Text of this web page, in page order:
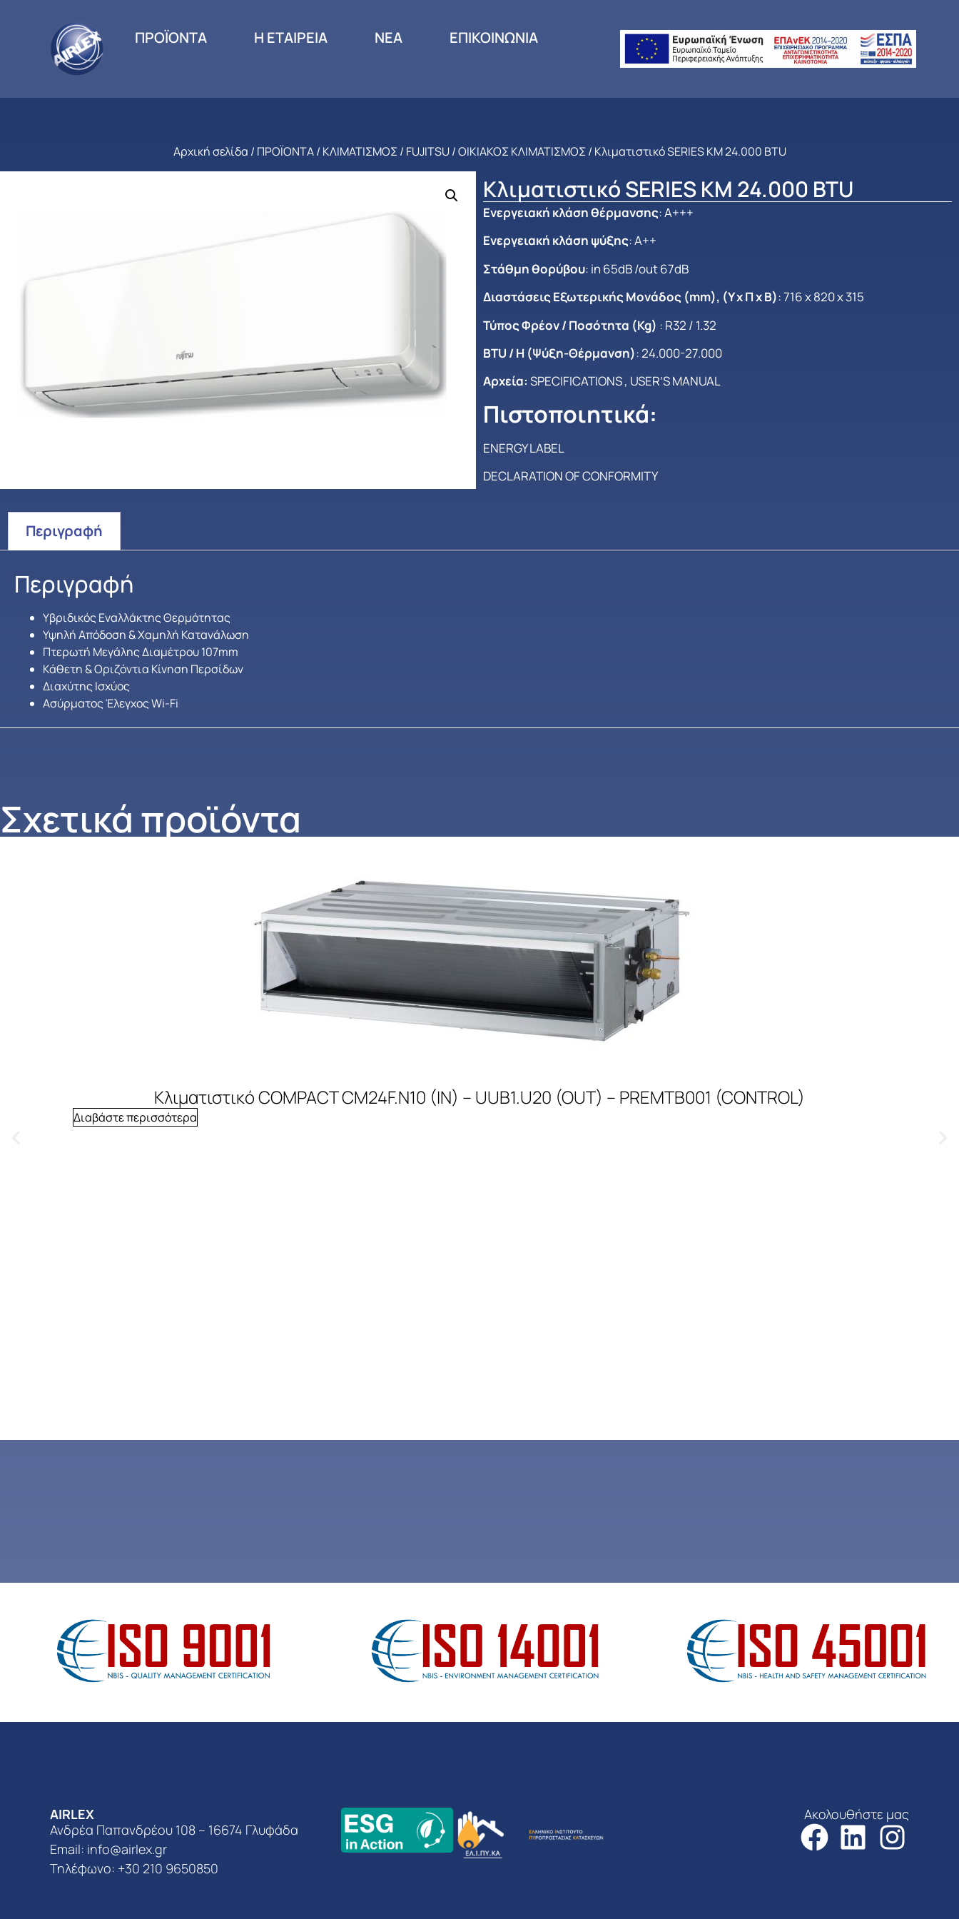
ΠΡΟΪΟΝΤΑ Η ΕΤΑΙΡΕΙΑ ΝΕΑ ΕΠΙΚΟΙΝΩΝΙΑ
Αρχική σελίδα / ΠΡΟΪΟΝΤΑ/ ΚΛΙΜΑΤΙΣΜΟΣ/ FUJITSU/ΟΙΚΙΑΚΟΣ ΚΛΙΜΑΤΙΣΜΟΣ/ Κλιματιστικό SERIES KM 24.000 BTU
Κλιματιστικό SERIES KM 24.000 BTU
Ενεργειακή κλάση θέρμανσης: Α+++
Ενεργειακή κλάση ψύξης: Α++
Στάθμη θορύβου: in 65dB /out 67dB
Διαστάσεις Εξωτερικής Μονάδος (mm), (Y x Π x Β): 716 x 820 x 315
Τύπος Φρέον / Ποσότητα (Kg) : R32 / 1.32
BTU / H (Ψύξη-Θέρμανση): 24.000-27.000
Αρχεία: SPECIFICATIONS, USER’S MANUAL
Πιστοποιητικά:
ENERGY LABEL
DECLARATION OF CONFORMITY
Περιγραφή
Περιγραφή
Υβριδικός Εναλλάκτης Θερμότητας
Υψηλή Απόδοση & Χαμηλή Κατανάλωση
Πτερωτή Μεγάλης Διαμέτρου 107mm
Κάθετη & Οριζόντια Κίνηση Περσίδων
Διαχύτης Ισχύος
Ασύρματος Έλεγχος Wi-Fi
Σχετικά προϊόντα
Κλιματιστικό COMPACT CM24F.N10 (IN) – UUB1.U20 (OUT) – PREMTB001 (CONTROL)
Διαβάστε περισσότερα
AIRLEX
Ανδρέα Παπανδρέου 108 – 16674 Γλυφάδα
Email: info@airlex.gr
Τηλέφωνο: +30 210 9650850
Ακολουθήστε μας